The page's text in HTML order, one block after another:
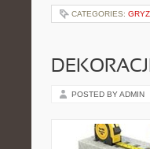
CATEGORIES:
POSTED BY ADMIN